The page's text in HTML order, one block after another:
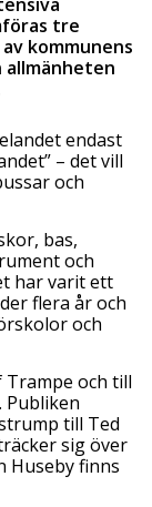
tre
kommunens
allmänheten
endast
– det vill
och
bas,
och
har varit ett
flera år och
och
Trampe och till
Publiken
till Ted
sig över
Huseby finns